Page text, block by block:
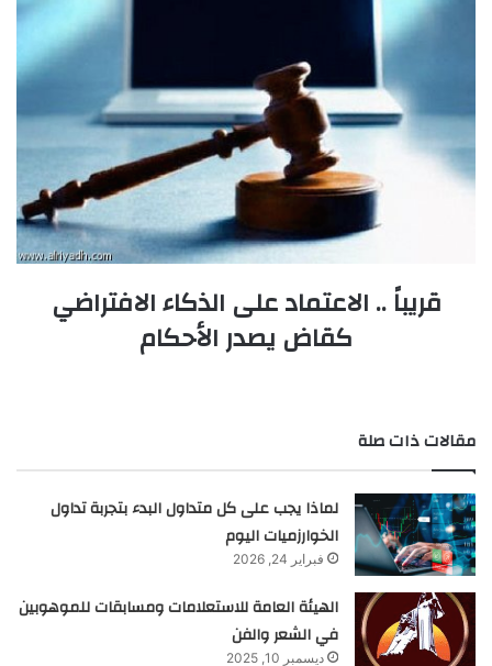
قريباً .. الاعتماد على الذكاء الافتراضي
كقاض يصدر الأحكام
مقالات ذات صلة
لماذا يجب على كل متداول البدء بتجربة تداول
الخوارزميات اليوم
فبراير 24, 2026
الهيئة العامة للاستعلامات ومسابقات للموهوبين
في الشعر والفن
ديسمبر 10, 2025